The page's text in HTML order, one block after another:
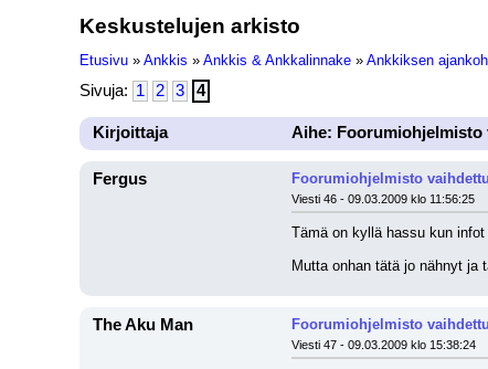
Keskustelujen arkisto
Etusivu » Ankkis » Ankkis & Ankkalinnake » Ankkiksen
Sivuja: 1 2 3 4
Kirjoittaja Aihe: Foorumiohjelmisto
Fergus Foorumiohjelmisto vaihdettu
Viesti 46 - 09.03.2009 klo 11:56:25
Tämä on kyllä hassu kun
Mutta onhan tätä jo nähnyt ja
The Aku Man Foorumiohjelmisto vaihdettu
Viesti 47 - 09.03.2009 klo 15:38:24